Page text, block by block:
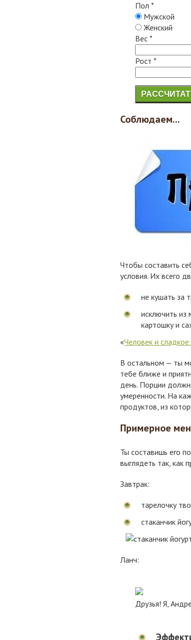
Пол *
Мужской
Женский
Вес *
Рост *
Соблюдаем...
Чтобы составить
условия. Их всего
не кушать за
исключить из
картошку и
«Человек и
В остальном — ты
тебе ближе и
день. Порции
умеренности. На
продуктов, из
Примерное
Ты составишь его
выглядеть так, как
Завтрак:
тарелочку
стаканчик
Ланч:
Друзья! Я,